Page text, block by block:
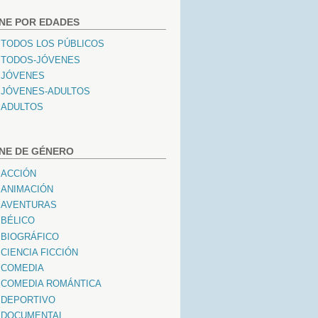
POR EDADES
TODOS LOS PÚBLICOS
TODOS-JÓVENES
JÓVENES
JÓVENES-ADULTOS
ADULTOS
DE GÉNERO
ACCIÓN
ANIMACIÓN
AVENTURAS
BÉLICO
BIOGRÁFICO
CIENCIA FICCIÓN
COMEDIA
COMEDIA ROMÁNTICA
DEPORTIVO
DOCUMENTAL